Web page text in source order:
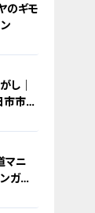
のギモ
し｜
市市で
マニ
ガの